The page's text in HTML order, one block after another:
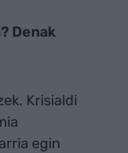
Denak
Krisialdi
egin